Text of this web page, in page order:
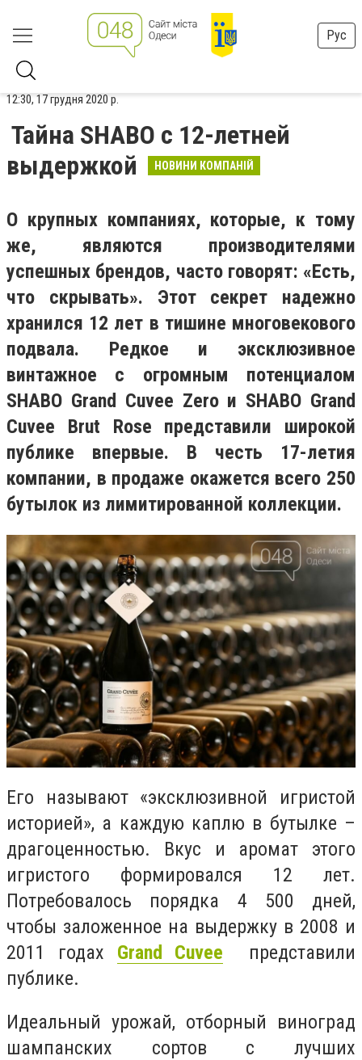
Рус
12:30, 17 грудня 2020 р.
Тайна SHABO с 12-летней
выдержкой
НОВИНИ КОМПАНІЙ
О крупных компаниях, которые, к тому
же, являются производителями
успешных брендов, часто говорят: «Есть,
что скрывать». Этот секрет надежно
хранился 12 лет в тишине многовекового
подвала. Редкое и эксклюзивное
винтажное с огромным потенциалом
SHABO Grand Cuvee Zero и SHABO Grand
Cuvee Brut Rose представили широкой
публике впервые. В честь 17-летия
компании, в продаже окажется всего 250
бутылок из лимитированной коллекции.
Его называют «эксклюзивной игристой
историей», а каждую каплю в бутылке –
драгоценностью. Вкус и аромат этого
игристого формировался 12 лет.
Потребовалось порядка 4 500 дней,
чтобы заложенное на выдержку в 2008 и
2011 годах Grand Cuvee представили
публике.
Идеальный урожай, отборный виноград
шампанских сортов с лучших